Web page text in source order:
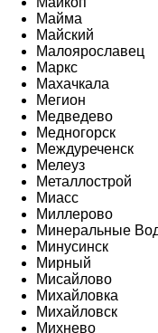
Майма
Майский
Малоярославец
Маркс
Махачкала
Мегион
Медведево
Медногорск
Междуреченск
Мелеуз
Металлострой
Миасс
Миллерово
Минеральные
Минусинск
Мирный
Мисайлово
Михайловка
Михайловск
Михнево